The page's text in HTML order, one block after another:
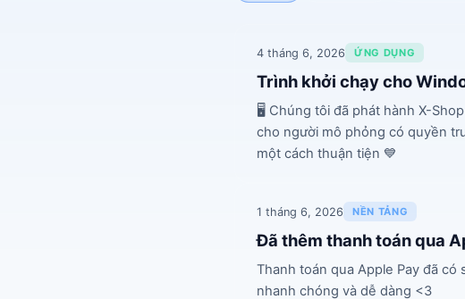
4 tháng 6, 2026 ỨNG DỤNG
Trình khởi chạy cho
🖥️ Chúng tôi đã phát hành X-
cho người mô phỏng có quyền
một cách thuận tiện 💙
1 tháng 6, 2026 NỀN TẢNG
Đã thêm thanh toán qua
Thanh toán qua Apple Pay đã
nhanh chóng và dễ dàng <3